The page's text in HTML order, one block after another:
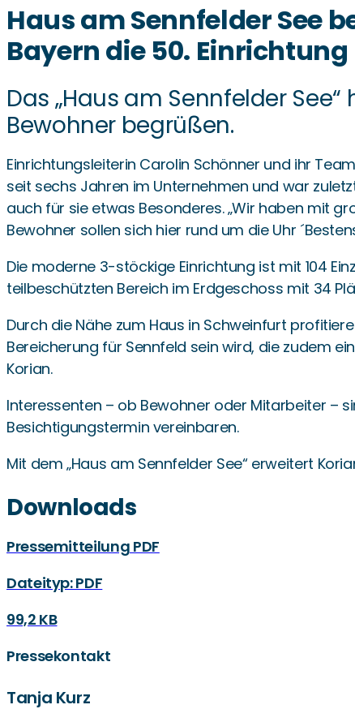
Haus am Sennfelder See
Bayern die 50. Einrichtung
Das „Haus am Sennfelder
Bewohner begrüßen.
Einrichtungsleiterin Carolin Schönner und ihr
seit sechs Jahren im Unternehmen und war
auch für sie etwas Besonderes. „Wir haben mit
Bewohner sollen sich hier rund um die Uhr
Die moderne 3-stöckige Einrichtung ist mit 104
teilbeschützten Bereich im Erdgeschoss mit 34
Durch die Nähe zum Haus in Schweinfurt
Bereicherung für Sennfeld sein wird, die zudem
Korian.
Interessenten – ob Bewohner oder Mitarbeiter –
Besichtigungstermin vereinbaren.
Mit dem „Haus am Sennfelder See“ erweitert
Downloads
Pressemitteilung PDF
Dateityp: PDF
99,2 KB
Pressekontakt
Tanja Kurz